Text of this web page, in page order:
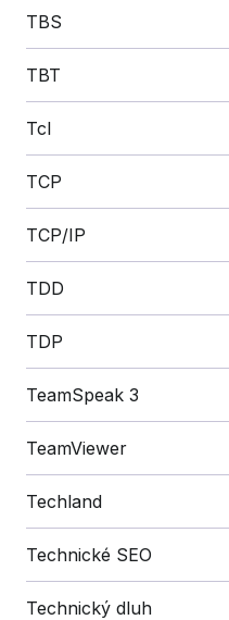
TBS
TBT
Tcl
TCP
TCP/IP
TDD
TDP
TeamSpeak 3
TeamViewer
Techland
Technické SEO
Technický dluh